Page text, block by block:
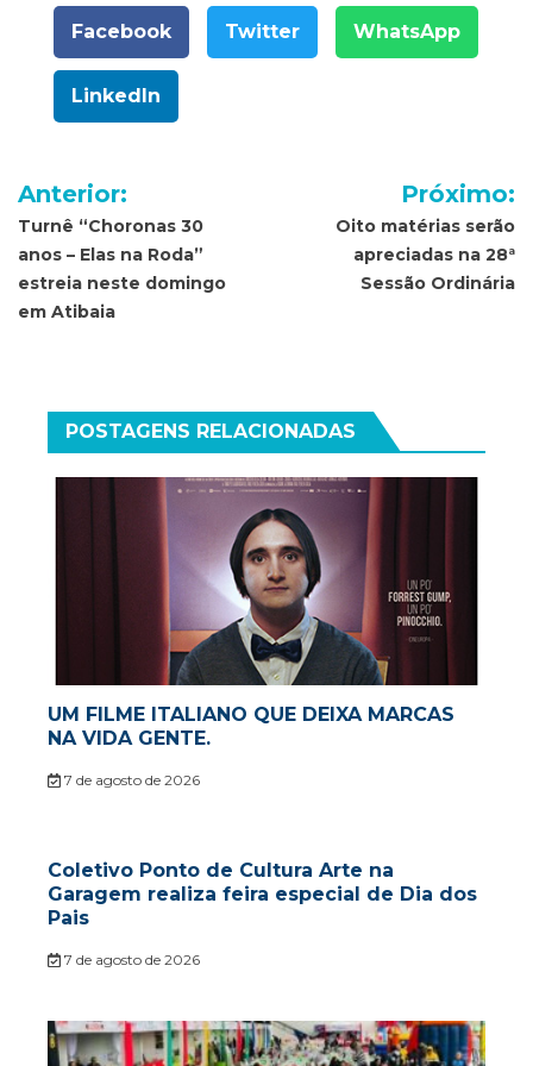
Facebook Twitter WhatsApp
LinkedIn
Navegação
de
Post
Anterior:
Turnê “Choronas 30
anos – Elas na Roda”
estreia neste domingo
em Atibaia
Próximo:
Oito matérias serão
apreciadas na 28ª
Sessão Ordinária
POSTAGENS RELACIONADAS
UM FILME ITALIANO QUE DEIXA MARCAS
NA VIDA GENTE.
7 de agosto de 2026
Coletivo Ponto de Cultura Arte na
Garagem realiza feira especial de Dia dos
Pais
7 de agosto de 2026